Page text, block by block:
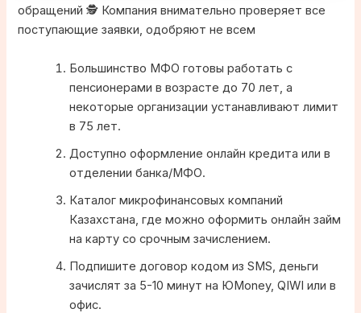
обращений 🕵 Компания внимательно проверяет все
поступающие заявки, одобряют не всем
Большинство МФО готовы работать с
пенсионерами в возрасте до 70 лет, а
некоторые организации устанавливают лимит
в 75 лет.
Доступно оформление онлайн кредита или в
отделении банка/МФО.
Каталог микрофинансовых компаний
Казахстана, где можно оформить онлайн займ
на карту со срочным зачислением.
Подпишите договор кодом из SMS, деньги
зачислят за 5-10 минут на ЮMoney, QIWI или в
офис.